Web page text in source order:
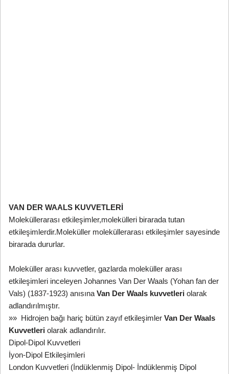
VAN DER WAALS KUVVETLERİ
Moleküllerarası etkileşimler,molekülleri birarada tutan
etkileşimlerdir.Moleküller moleküllerarası etkileşimler sayesinde
birarada dururlar.
Moleküller arası kuvvetler, gazlarda moleküller arası
etkileşimleri inceleyen Johannes Van Der Waals (Yohan fan der
Vals) (1837-1923) anısına Van Der Waals kuvvetleri olarak
adlandırılmıştır.
»» Hidrojen bağı hariç bütün zayıf etkileşimler Van Der Waals
Kuvvetleri olarak adlandırılır.
Dipol-Dipol Kuvvetleri
İyon-Dipol Etkileşimleri
London Kuvvetleri (İndüklenmiş Dipol- İndüklenmiş Dipol